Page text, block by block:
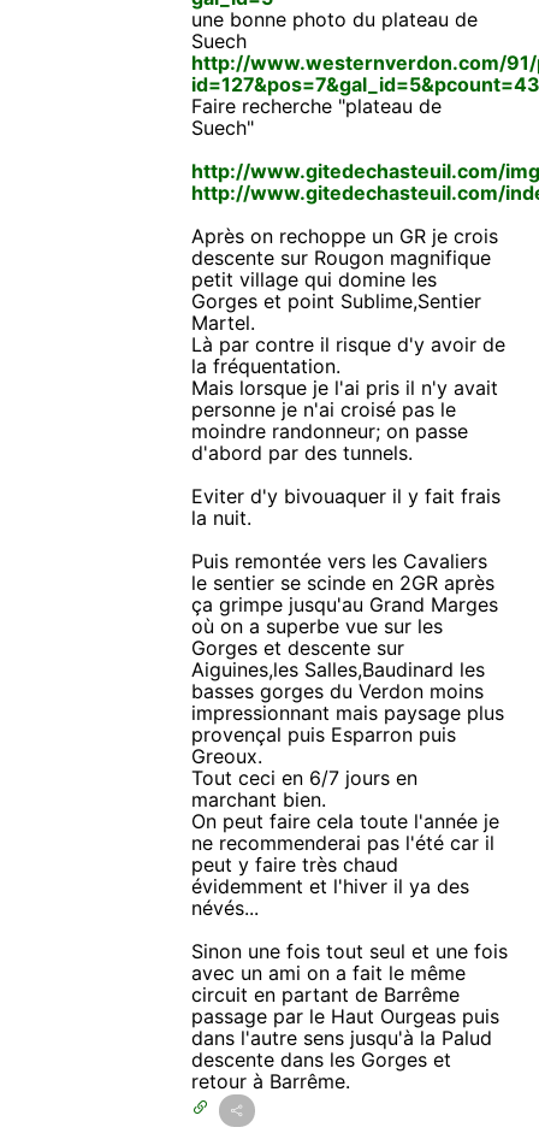
une bonne photo du plateau de
Suech
http://www.westernverdon.com/
Faire recherche "plateau de
Suech"
http://www.gitedechasteuil.com/
http://www.gitedechasteuil.com/
Après on rechoppe un GR je crois
descente sur Rougon magnifique
petit village qui domine les
Gorges et point Sublime,Sentier
Martel.
Là par contre il risque d'y avoir de
la fréquentation.
Mais lorsque je l'ai pris il n'y avait
personne je n'ai croisé pas le
moindre randonneur; on passe
d'abord par des tunnels.
Eviter d'y bivouaquer il y fait frais
la nuit.
Puis remontée vers les Cavaliers
le sentier se scinde en 2GR après
ça grimpe jusqu'au Grand Marges
où on a superbe vue sur les
Gorges et descente sur
Aiguines,les Salles,Baudinard les
basses gorges du Verdon moins
impressionnant mais paysage plus
provençal puis Esparron puis
Greoux.
Tout ceci en 6/7 jours en
marchant bien.
On peut faire cela toute l'année je
ne recommenderai pas l'été car il
peut y faire très chaud
évidemment et l'hiver il ya des
névés...
Sinon une fois tout seul et une fois
avec un ami on a fait le même
circuit en partant de Barrême
passage par le Haut Ourgeas puis
dans l'autre sens jusqu'à la Palud
descente dans les Gorges et
retour à Barrême.